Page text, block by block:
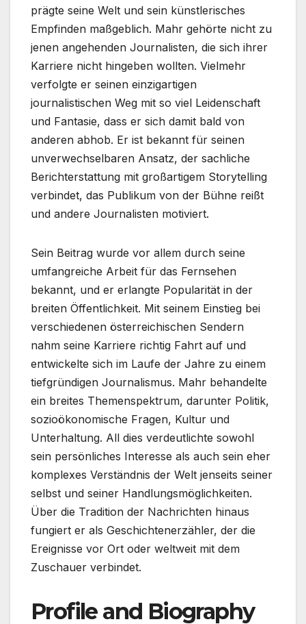
prägte seine Welt und sein künstlerisches
Empfinden maßgeblich. Mahr gehörte nicht zu
jenen angehenden Journalisten, die sich ihrer
Karriere nicht hingeben wollten. Vielmehr
verfolgte er seinen einzigartigen
journalistischen Weg mit so viel Leidenschaft
und Fantasie, dass er sich damit bald von
anderen abhob. Er ist bekannt für seinen
unverwechselbaren Ansatz, der sachliche
Berichterstattung mit großartigem Storytelling
verbindet, das Publikum von der Bühne reißt
und andere Journalisten motiviert.
Sein Beitrag wurde vor allem durch seine
umfangreiche Arbeit für das Fernsehen
bekannt, und er erlangte Popularität in der
breiten Öffentlichkeit. Mit seinem Einstieg bei
verschiedenen österreichischen Sendern
nahm seine Karriere richtig Fahrt auf und
entwickelte sich im Laufe der Jahre zu einem
tiefgründigen Journalismus. Mahr behandelte
ein breites Themenspektrum, darunter Politik,
sozioökonomische Fragen, Kultur und
Unterhaltung. All dies verdeutlichte sowohl
sein persönliches Interesse als auch sein eher
komplexes Verständnis der Welt jenseits seiner
selbst und seiner Handlungsmöglichkeiten.
Über die Tradition der Nachrichten hinaus
fungiert er als Geschichtenerzähler, der die
Ereignisse vor Ort oder weltweit mit dem
Zuschauer verbindet.
Profile and Biography